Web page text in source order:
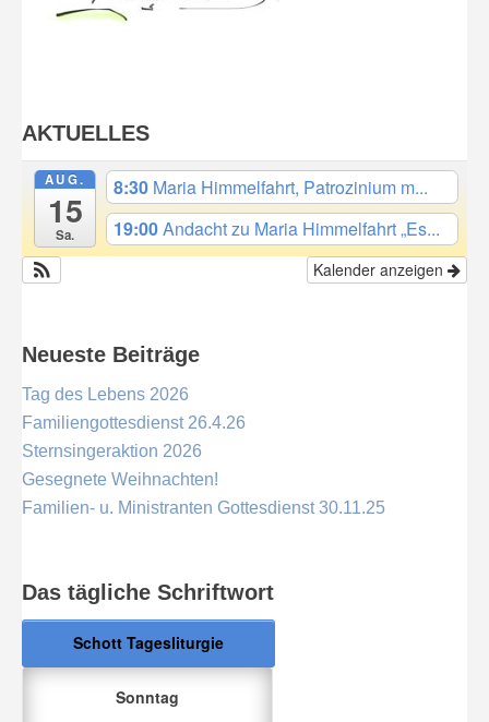
AKTUELLES
AUG.
15
Sa.
8:30 Maria Himmelfahrt, Patrozinium m...
19:00Andacht zu Maria Himmelfahrt „Es...
Kalender anzeigen
Neueste Beiträge
Tag des Lebens 2026
Familiengottesdienst 26.4.26
Sternsingeraktion 2026
Gesegnete Weihnachten!
Familien- u. Ministranten Gottesdienst 30.11.25
Das tägliche Schriftwort
Schott Tagesliturgie
Sonntag